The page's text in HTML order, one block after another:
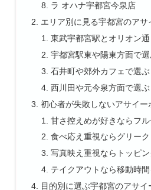
ラ オハナ宇都宮今泉店
エリア別に見る宇都宮のアサ
東武宇都宮駅とオリオン
宇都宮駅東や陽東方面で選
石井町や郊外カフェで選ぶ
西川田や元今泉方面で選ぶ
初心者が失敗しないアサイー
甘さ控えめが好きならフ
食べ応え重視ならグリー
写真映え重視ならトッピ
テイクアウトなら移動時
目的別に選ぶ宇都宮のアサ